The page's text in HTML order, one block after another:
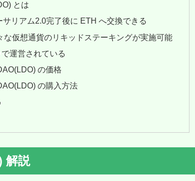
とは
サリアム2.0完了後に ETH へ交換できる
な仮想通貨のリキッドステーキングが実施可能
運営されている
の価格
の購入方法
解説